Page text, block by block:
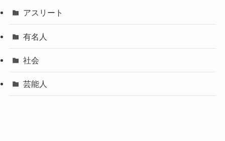
アスリート
有名人
社会
芸能人